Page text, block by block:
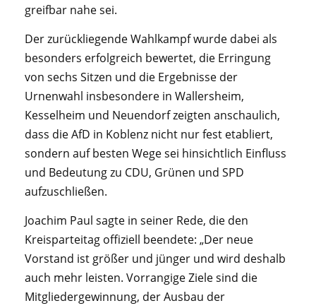
greifbar nahe sei.
Der zurückliegende Wahlkampf wurde dabei als
besonders erfolgreich bewertet, die Erringung
von sechs Sitzen und die Ergebnisse der
Urnenwahl insbesondere in Wallersheim,
Kesselheim und Neuendorf zeigten anschaulich,
dass die AfD in Koblenz nicht nur fest etabliert,
sondern auf besten Wege sei hinsichtlich Einfluss
und Bedeutung zu CDU, Grünen und SPD
aufzuschließen.
Joachim Paul sagte in seiner Rede, die den
Kreisparteitag offiziell beendete: „Der neue
Vorstand ist größer und jünger und wird deshalb
auch mehr leisten. Vorrangige Ziele sind die
Mitgliedergewinnung, der Ausbau der